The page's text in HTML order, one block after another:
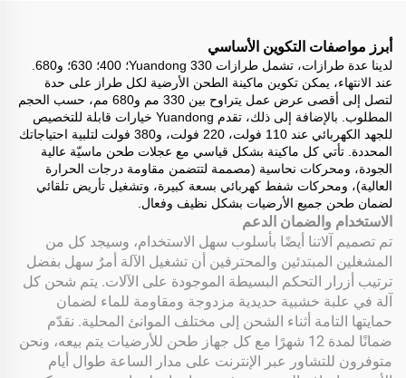
أبرز مواصفات التكوين الأساسي
عند الانتهاء، يمكن تكوين ماكينة الطحن الأرضية لكل طراز على حدة
لتصل إلى أقصى عرض عمل يتراوح بين 330 مم و680 مم، حسب الحجم
المطلوب. بالإضافة إلى ذلك، تقدم Yuandong خيارات قابلة للتخصيص
للجهد الكهربائي عند 110 فولت، 220 فولت، و380 فولت لتلبية احتياجاتك
المحددة. تأتي كل ماكينة بشكل قياسي مع عجلات طحن ماسيّة عالية
الجودة، ومحركات نحاسية (مصممة لتتضمن مقاومة درجات الحرارة
العالية)، ومحركات شفط كهربائي بسعة كبيرة، وتشغيل تأريض تلقائي
لضمان طحن جميع الأرضيات بشكل نظيف وفعال.
الاستخدام والضمان الدعم
تم تصميم آلاتنا أيضًا بأسلوب سهل الاستخدام، وسيجد كل من
المشغلين المبتدئين والمحترفين أن تشغيل الآلة أمرٌ سهل بفضل
ترتيب أزرار التحكم البسيطة الموجودة على الآلات. يتم شحن كل
آلة في علبة خشبية حديدية مزدوجة ومقاومة للماء لضمان
حمايتها التامة أثناء الشحن إلى مختلف الموانئ المحلية. نقدّم
ضمانًا لمدة 12 شهرًا مع كل جهاز طحن للأرضيات يتم بيعه، ونحن
متوفرون للتشاور عبر الإنترنت على مدار الساعة طوال أيام